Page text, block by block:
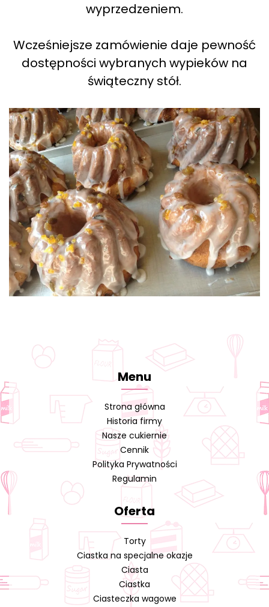
wyprzedzeniem.
Wcześniejsze zamówienie daje pewność
dostępności wybranych wypieków na
świąteczny stół.
Menu
Strona główna
Historia firmy
Nasze cukiernie
Cennik
Polityka Prywatności
Regulamin
Oferta
Torty
Ciastka na specjalne okazje
Ciasta
Ciastka
Ciasteczka wagowe